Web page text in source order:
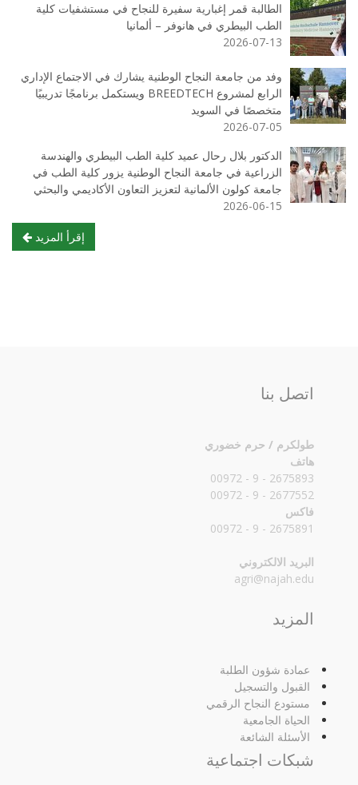
الطالبة قمر إغبارية سفيرة للنجاح في مستشفيات كلية
الطب البيطري في هانوفر – ألمانيا
2026-07-13
وفد من جامعة النجاح الوطنية يشارك في الاجتماع الإداري
الرابع لمشروع BREEDTECH ويستكمل برنامجًا تدريبيًا
متخصصًا في السويد
2026-07-05
الدكتور بلال رحال عميد كلية الطب البيطري والهندسة
الزراعية في جامعة النجاح الوطنية يزور كلية الطب في
جامعة كولون الألمانية لتعزيز التعاون الأكاديمي والبحثي
2026-06-15
إقرأ المزيد
اتصل بنا
طولكرم / حرم خضوري
هاتف
2675893 - 9 - 00972
2677552 - 9 - 00972
فاكس
2675891 - 9 - 00972
البريد الالكتروني
agri@najah.edu
المزيد
عمادة شؤون الطلبة
القبول والتسجيل
مستودع النجاح الرقمي
الحياة الجامعية
الأسئلة الشائعة
شبكات اجتماعية